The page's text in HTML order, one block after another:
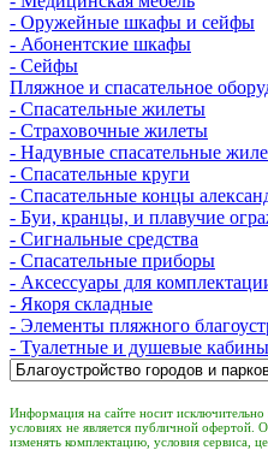
- Оружейные шкафы и сейфы
- Абонентские шкафы
- Сейфы
Пляжное и спасательное
- Спасательные жилеты
- Страховочные жилеты
- Надувные спасательные
- Спасательные круги
- Спасательные концы
- Буи, кранцы, и плавучие
- Сигнальные средства
- Спасательные приборы
- Аксессуары для
- Якоря складные
- Элементы пляжного
- Туалетные и душевые кабины
Информация на сайте носит
условиях не является публичной офертой.
изменять комплектацию, условия сервиса,